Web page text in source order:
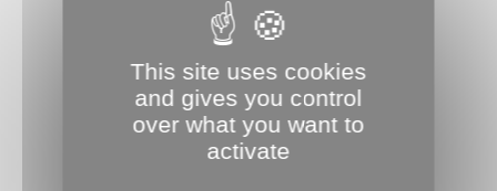
This site uses cookies
and gives you control
over what you want to
activate